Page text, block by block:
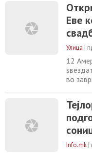
Еве
Улица |
12
во
се
дека
Info.mk |